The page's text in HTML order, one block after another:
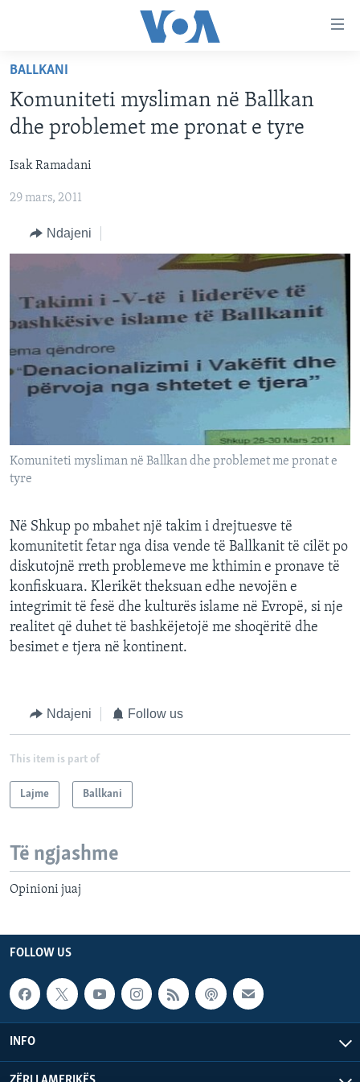
faqen
kryesore
Kalo
tek
faqja
Kalo
kërkimi
KATEGORITË
BALLKANI
EVROPA
BOTA
SHKENCË DHE TEKNOLOGJI
SHËNDETËSI
INTERVISTA
DITARI
FOLLOW US
Gjuhët
BALLKANI
Komuniteti mysliman në Ballkan
dhe problemet me pronat e tyre
Isak Ramadani
29 mars, 2011
Ndajeni
Komuniteti mysliman në Ballkan dhe problemet me pronat e
tyre
Në Shkup po mbahet një takim i drejtuesve të
komunitetit fetar nga disa vende të Ballkanit të cilët po
diskutojnë rreth problemeve me kthimin e pronave të
konfiskuara. Klerikët theksuan edhe nevojën e
integrimit të fesë dhe kulturës islame në Evropë, si nje
realitet që duhet të bashkëjetojë me shoqëritë dhe
besimet e tjera në kontinent.
Ndajeni Follow us
This item is part of
Lajme Ballkani
Të ngjashme
Opinioni juaj
FOLLOW US
INFO